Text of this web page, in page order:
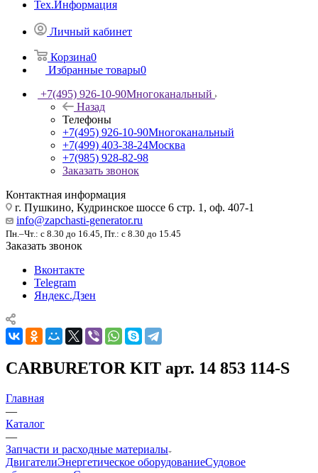
Тех.Информация
Личный кабинет
Корзина0
Избранные товары0
+7(495) 926-10-90Многоканальный
Назад
Телефоны
+7(495) 926-10-90Многоканальный
+7(499) 403-38-24Москва
+7(985) 928-82-98
Заказать звонок
Контактная информация
г. Пушкино, Кудринское шоссе 6 стр. 1, оф. 407-1
info@zapchasti-generator.ru
Пн.–Чт.: с 8.30 до 16.45, Пт.: с 8.30 до 15.45
Заказать звонок
Вконтакте
Telegram
Яндекс.Дзен
CARBURETOR KIT арт. 14 853 114-S
Главная
—
Каталог
—
Запчасти и расходные материалы
ДвигателиЭнергетическое оборудованиеСудовое